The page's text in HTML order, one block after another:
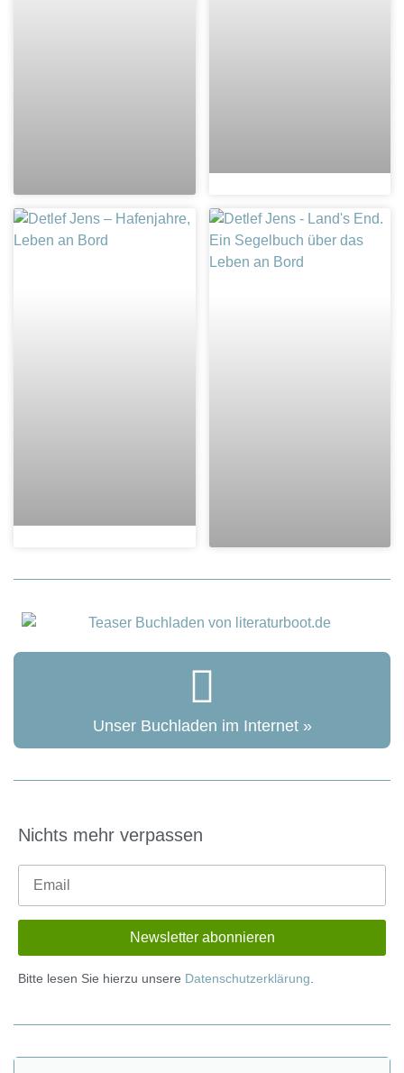
Unser Buchladen im Internet »
Nichts mehr verpassen
Bitte lesen Sie hierzu unsere Datenschutzerklärung